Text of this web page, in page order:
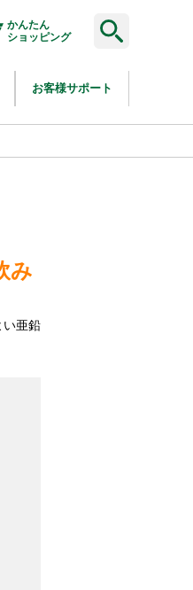
かんたん
ショッピング
お客様サポート
み
い亜鉛